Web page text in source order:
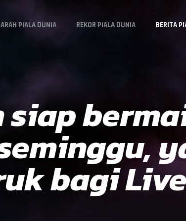
PIALA DUNIA REKOR PIALA DUNIA BERITA
bagi